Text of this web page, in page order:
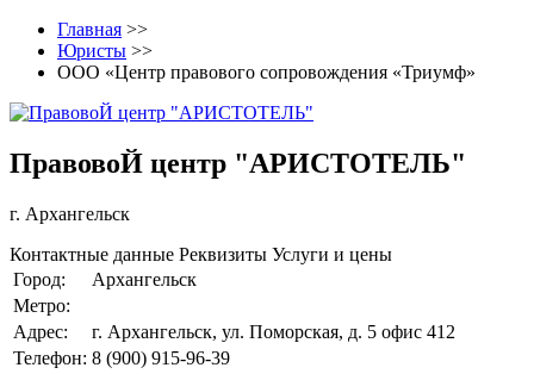
Главная >>
Юристы >>
ООО «Центр правового сопровождения «Триумф»
ПравовоЙ центр "АРИСТОТЕЛЬ"
г. Архангельск
Контактные данные Реквизиты Услуги и цены
Город:
Архангельск
Метро:
Адрес:
г. Архангельск, ул. Поморская, д. 5 офис 412
Телефон: 8 (900) 915-96-39